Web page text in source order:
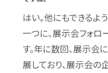
はい。他にもできるよ
一つに、展示会フォロ
す。年に数回、展示会
展しており、展示会